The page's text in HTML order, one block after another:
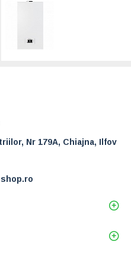
Nr 179A, Chiajna, Ilfov